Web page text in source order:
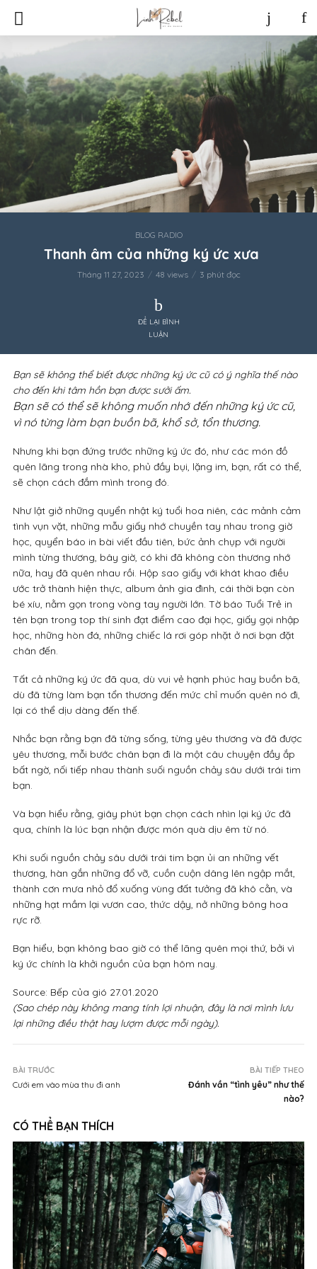
BLOG RADIO
Thanh âm của những ký ức xưa
Tháng 11 27, 2023 48 views 3 phút đọc
ĐỂ LẠI BÌNH
LUẬN
Bạn sẽ không thể biết được những ký ức cũ có ý nghĩa thế nào
cho đến khi tâm hồn bạn được sưởi ấm.
Bạn sẽ có thể sẽ không muốn nhớ đến những ký ức cũ,
vì nó từng làm bạn buồn bã, khổ sở, tổn thương.
Nhưng khi bạn đứng trước những ký ức đó, như các món đồ
quên lãng trong nhà kho, phủ đầy bụi, lặng im, bạn, rất có thể,
sẽ chọn cách đắm mình trong đó.
Như lật giở những quyển nhật ký tuổi hoa niên, các mảnh cảm
tình vụn vặt, những mẫu giấy nhớ chuyền tay nhau trong giờ
học, quyển báo in bài viết đầu tiên, bức ảnh chụp với người
mình từng thương, bây giờ, có khi đã không còn thương nhớ
nữa, hay đã quên nhau rồi. Hộp sao giấy với khát khao điều
ước trở thành hiện thực, album ảnh gia đình, cái thời bạn còn
bé xíu, nằm gọn trong vòng tay người lớn. Tờ báo Tuổi Trẻ in
tên bạn trong top thí sinh đạt điểm cao đại học, giấy gọi nhập
học, những hòn đá, những chiếc lá rơi góp nhặt ở nơi bạn đặt
chân đến.
Tất cả những ký ức đã qua, dù vui vẻ hạnh phúc hay buồn bã,
dù đã từng làm bạn tổn thương đến mức chỉ muốn quên nó đi,
lại có thể dịu dàng đến thế.
Nhắc bạn rằng bạn đã từng sống, từng yêu thương và đã được
yêu thương, mỗi bước chân bạn đi là một câu chuyện đầy ắp
bất ngờ, nối tiếp nhau thành suối nguồn chảy sâu dưới trái tim
bạn.
Và bạn hiểu rằng, giây phút bạn chọn cách nhìn lại ký ức đã
qua, chính là lúc bạn nhận được món quà dịu êm từ nó.
Khi suối nguồn chảy sâu dưới trái tim bạn ủi an những vết
thương, hàn gắn những đổ vỡ, cuồn cuộn dâng lên ngập mắt,
thành cơn mưa nhỏ đổ xuống vùng đất tưởng đã khô cằn, và
những hạt mầm lại vươn cao, thức dậy, nở những bông hoa
rực rỡ.
Bạn hiểu, bạn không bao giờ có thể lãng quên mọi thứ, bởi vì
ký ức chính là khởi nguồn của bạn hôm nay.
Source: Bếp của gió 27.01.2020
(Sao chép này không mang tính lợi nhuận, đây là nơi mình lưu
lại những điều thật hay lượm được mỗi ngày).
BÀI TRƯỚC
Cưới em vào mùa thu đi anh
BÀI TIẾP THEO
Đánh vần “tình yêu” như thế
nào?
CÓ THỂ BẠN THÍCH